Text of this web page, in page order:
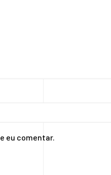
eu comentar.